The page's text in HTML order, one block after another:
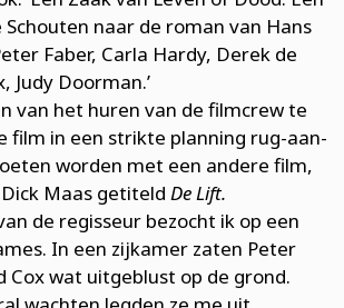
naar de roman van Hans
Faber, Carla Hardy, Derek de
Judy Doorman.’
van het huren van de filmcrew te
film in een strikte planning rug-aan-
worden met een andere film,
Maas getiteld De Lift.
de regisseur bezocht ik op een
In een zijkamer zaten Peter
Cox wat uitgeblust op de grond.